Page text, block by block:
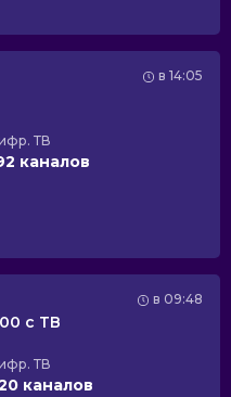
в 14:05
ТВ
каналов
в 09:48
с ТВ
ТВ
каналов